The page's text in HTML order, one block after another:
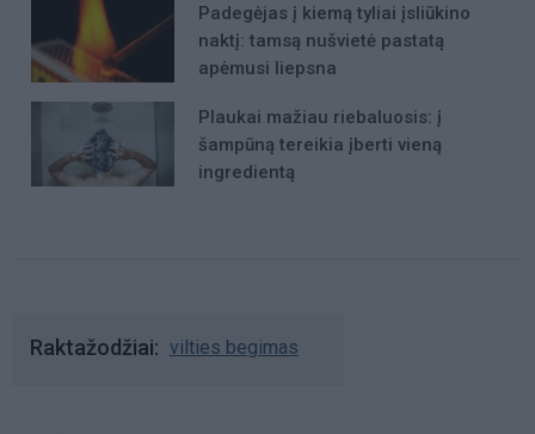
Padegėjas į kiemą tyliai įsliūkino
naktį: tamsą nušvietė pastatą
apėmusi liepsna
Plaukai mažiau riebaluosis: į
šampūną tereikia įberti vieną
ingredientą
Raktažodžiai vilties begimas